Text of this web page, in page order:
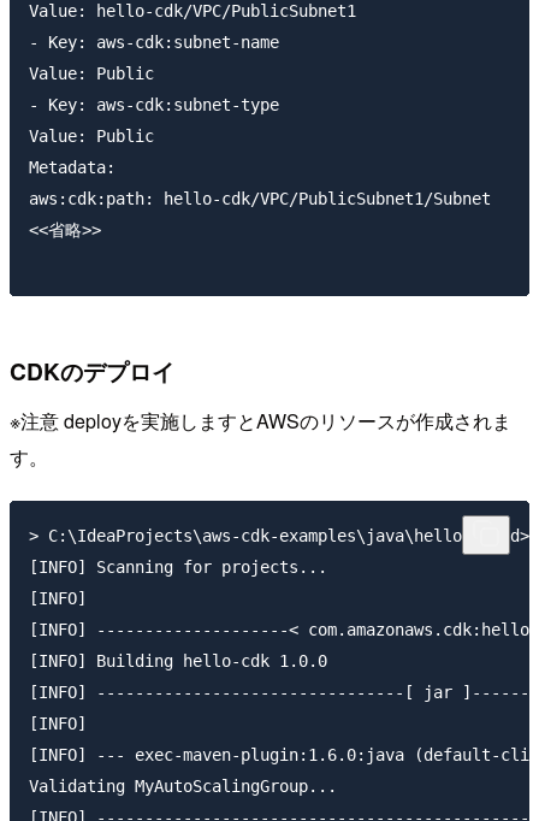
Value: hello-cdk/VPC/PublicSubnet1
- Key: aws-cdk:subnet-name
Value: Public
- Key: aws-cdk:subnet-type
Value: Public
Metadata:
aws:cdk:path: hello-cdk/VPC/PublicSubnet1/Subnet
<<省略>>
CDKのデプロイ
※注意 deployを実施しますとAWSのリソースが作成されま
す。
> C:\IdeaProjects\aws-cdk-examples\java\hello-
[INFO] Scanning for projects...
[INFO]
[INFO] --------------------<
[INFO] Building hello-cdk 1.0.0
[INFO] --------------------------------[ jar
[INFO]
[INFO] --- exec-maven-plugin:1.6.0:java (default-
Validating MyAutoScalingGroup...